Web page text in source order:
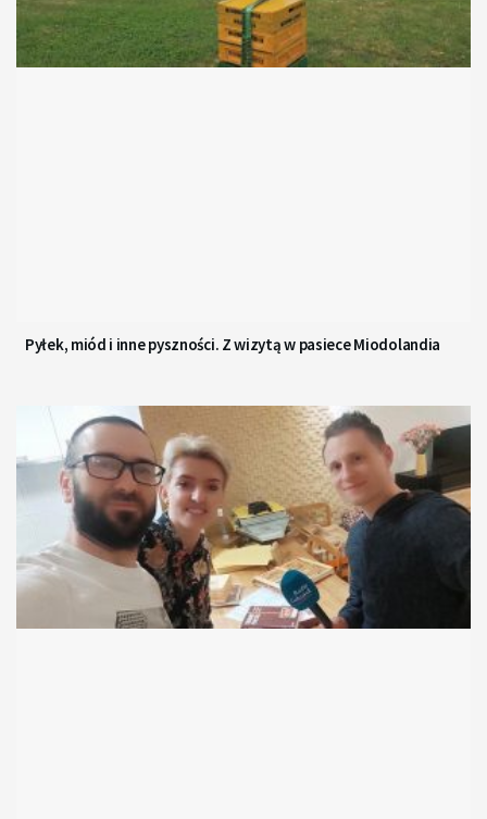
Pyłek, miód i inne pyszności. Z wizytą w pasiece Miodolandia